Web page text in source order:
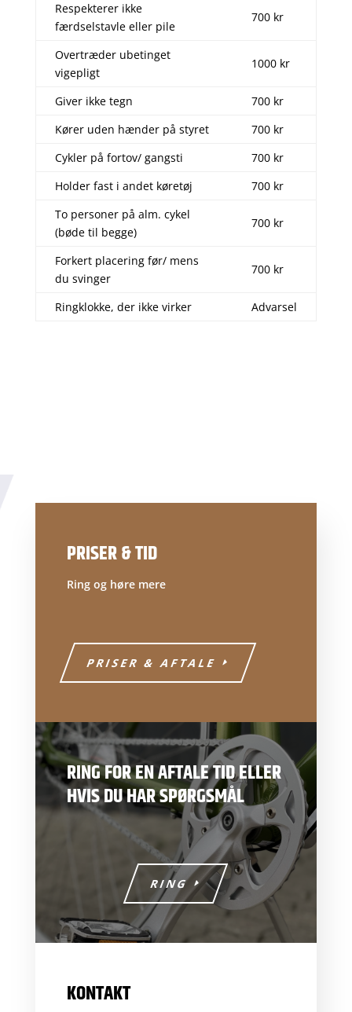
Respekterer ikke
færdselstavle eller pile
700 kr
Overtræder ubetinget
vigepligt
1000 kr
Giver ikke tegn
700 kr
Kører uden hænder på styret
700 kr
Cykler på fortov/ gangsti
700 kr
Holder fast i andet køretøj
700 kr
To personer på alm. cykel
(bøde til begge)
700 kr
Forkert placering før/ mens
du svinger
700 kr
Ringklokke, der ikke virker Advarsel
PRISER & TID
Ring og høre mere
PRISER & AFTALE
RING FOR EN AFTALE TID ELLER
HVIS DU HAR SPØRGSMÅL
RING
KONTAKT